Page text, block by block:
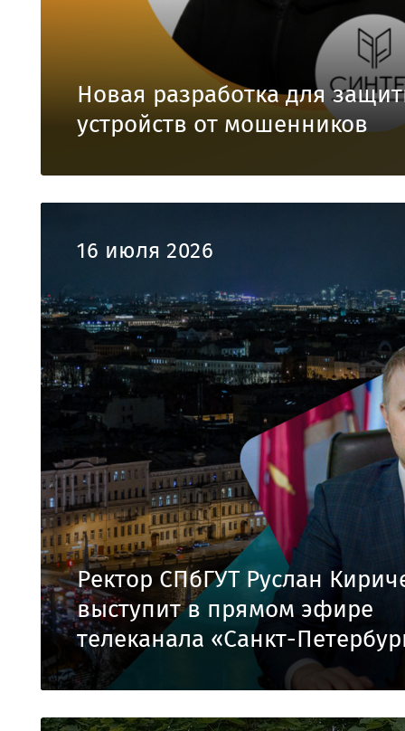
Новая разработка для
устройств от мошенников
16 июля 2026
Ректор СПбГУТ Руслан
выступит в прямом эфире
телеканала «Санкт-